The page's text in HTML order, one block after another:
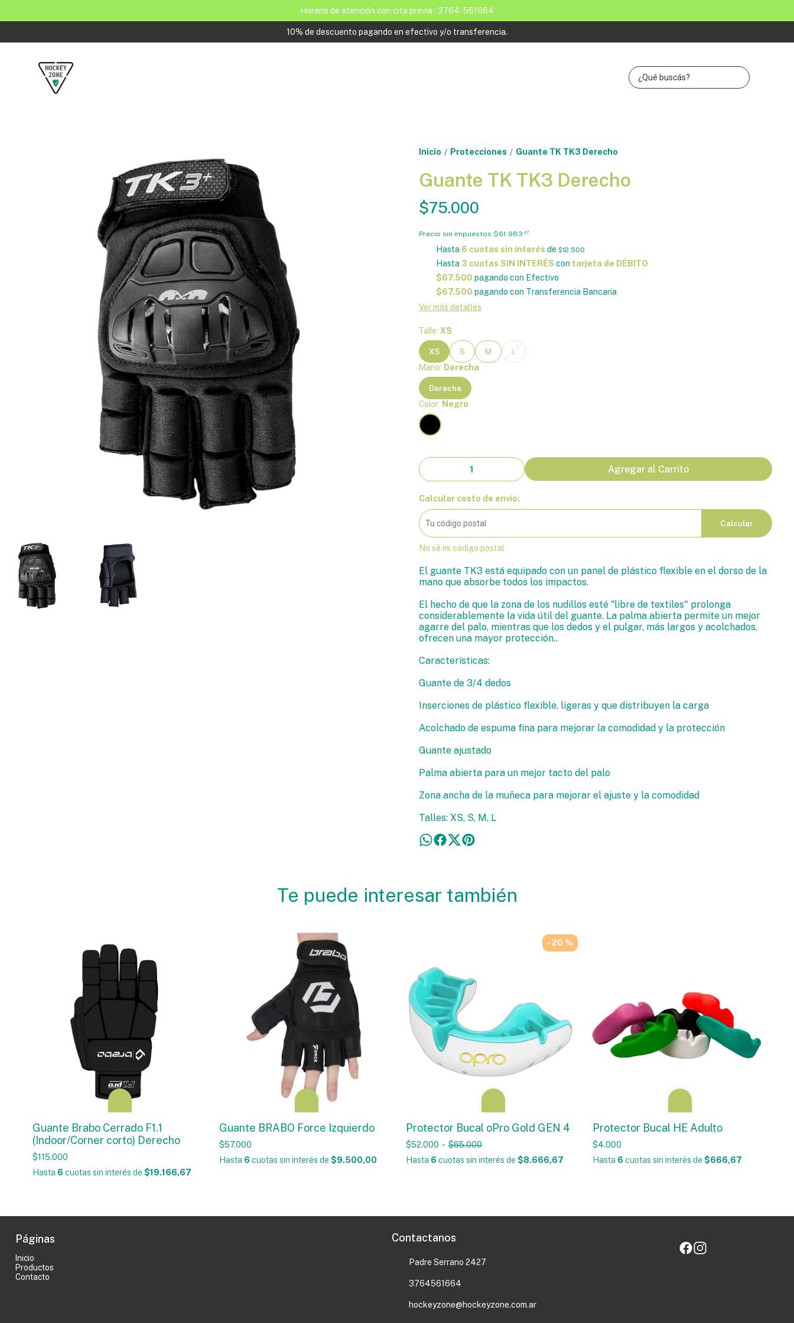
Horario de atención con cita previa : 3764-561664
10% de descuento pagando en efectivo y/o transferencia.
Inicio / Protecciones / Guante TK TK3 Derecho
Guante TK TK3 Derecho
$75.000
Precio sin impuestos $61.983 47
Hasta 6 cuotas sin interés de $12.500
Hasta 3 cuotas SIN INTERÉS con tarjeta de DÉBITO
$67.500 pagando con Efectivo
$67.500 pagando con Transferencia Bancaria
Ver más detalles
Talle: XS
XS S M
L
Mano: Derecha
Derecha
Color: Negro
Agregar al Carrito
Calcular costo de envío:
Calcular
No sé mi código postal
El guante TK3 está equipado con un panel de plástico flexible en el dorso de la
mano que absorbe todos los impactos.
El hecho de que la zona de los nudillos esté "libre de textiles" prolonga
considerablemente la vida útil del guante. La palma abierta permite un mejor
agarre del palo, mientras que los dedos y el pulgar, más largos y acolchados,
ofrecen una mayor protección..
Características:
Guante de 3/4 dedos
Inserciones de plástico flexible, ligeras y que distribuyen la carga
Acolchado de espuma fina para mejorar la comodidad y la protección
Guante ajustado
Palma abierta para un mejor tacto del palo
Zona ancha de la muñeca para mejorar el ajuste y la comodidad
Talles: XS, S, M, L
Te puede interesar también
Guante Brabo Cerrado F1.1
(Indoor/Corner corto) Derecho
$115.000
Hasta 6 cuotas sin interés de $19.166,67
Guante BRABO Force Izquierdo
$57.000
Hasta 6 cuotas sin interés de $9.500,00
- 20 %
Protector Bucal oPro Gold GEN 4
$52.000 - $65.000
Hasta 6 cuotas sin interés de $8.666,67
Protector Bucal HE Adulto
$4.000
Hasta 6 cuotas sin interés de $666,67
Páginas
Inicio
Productos
Contacto
Contactanos
Padre Serrano 2427
3764561664
hockeyzone@hockeyzone.com.ar